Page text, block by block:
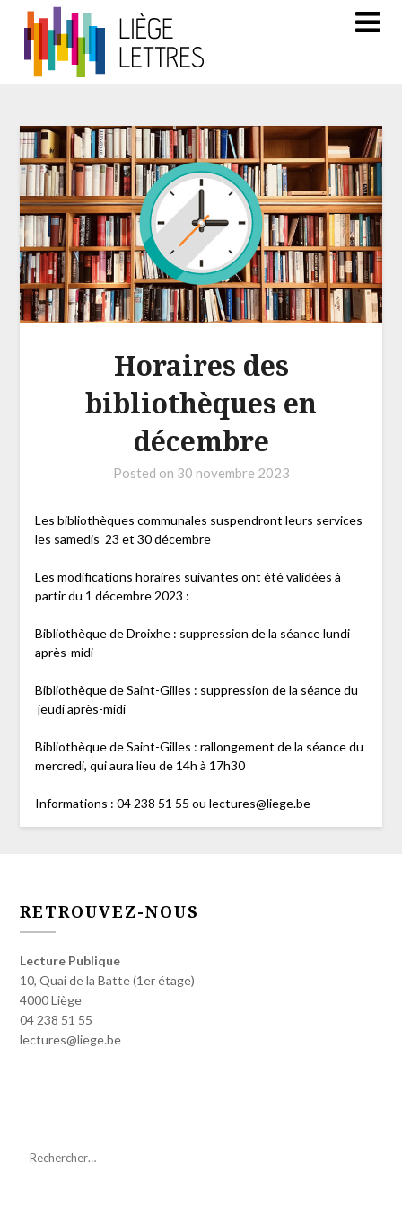
Horaires des
bibliothèques en
décembre
Posted on 30 novembre 2023
Les bibliothèques communales suspendront leurs services
les samedis 23 et 30 décembre
Les modifications horaires suivantes ont été validées à
partir du 1 décembre 2023 :
Bibliothèque de Droixhe : suppression de la séance lundi
après-midi
Bibliothèque de Saint-Gilles : suppression de la séance du
jeudi après-midi
Bibliothèque de Saint-Gilles : rallongement de la séance du
mercredi, qui aura lieu de 14h à 17h30
Informations : 04 238 51 55 ou lectures@liege.be
RETROUVEZ-NOUS
Lecture Publique
10, Quai de la Batte (1er étage)
4000 Liège
04 238 51 55
lectures@liege.be